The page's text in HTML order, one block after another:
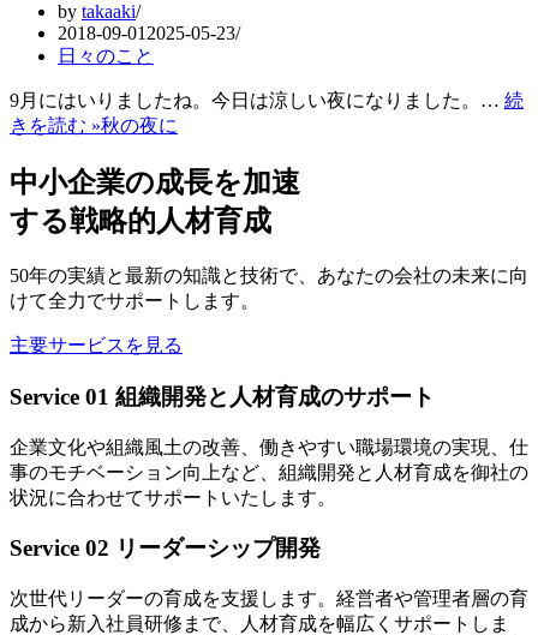
by takaaki
2018-09-01 2025-05-23
日々のこと
9月にはいりましたね。今日は涼しい夜になりました。… 続
きを読む »秋の夜に
中小企業の成長を加速
する戦略的人材育成
50年の実績と最新の知識と技術で、あなたの会社の未来に向
けて全力でサポートします。
主要サービスを見る
Service 01 組織開発と人材育成のサポート
企業文化や組織風土の改善、働きやすい職場環境の実現、仕
事のモチベーション向上など、組織開発と人材育成を御社の
状況に合わせてサポートいたします。
Service 02 リーダーシップ開発
次世代リーダーの育成を支援します。経営者や管理者層の育
成から新入社員研修まで、人材育成を幅広くサポートしま